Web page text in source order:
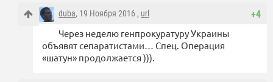
+4
duba, 19 Ноября 2016 , url
Через неделю генпрокуратуру Украины
объявят сепаратистами… Спец. Операция
«шатун» продолжается ))).